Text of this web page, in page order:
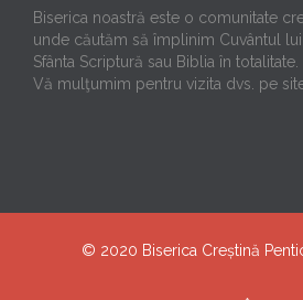
Biserica noastră este o comunitate
unde căutăm să împlinim Cuvântul
Sfânta Scriptură sau Biblia în totalitate.
Vă mulţumim pentru vizita dvs. pe
© 2020 Biserica Creștină